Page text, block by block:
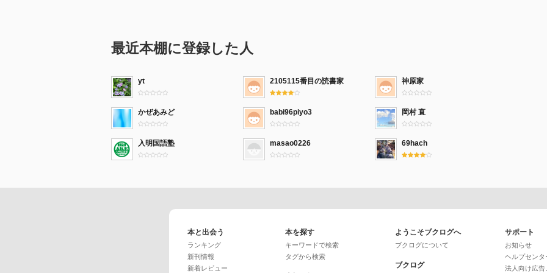
最近本棚に登録した人
yt 2105115番目の読書家 神原家
かぜあみど babi96piyo3 岡村 直
入明国語塾 masao0226 69hach
本と出会う
ランキング
新刊情報
新着レビュー
本を探す
キーワードで検索
タグから検索
ようこそブクログへ
ブクログについて
ブクログ
サポート
お知らせ
ヘルプセンタ
法人向け広告